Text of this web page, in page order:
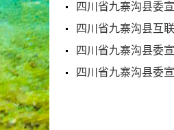
四川省九寨沟县委
四川省九寨沟县互
四川省九寨沟县委
四川省九寨沟县委